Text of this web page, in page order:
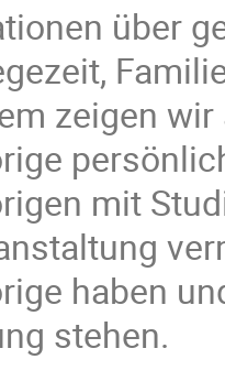
über
zeigen
mit
haben
stehen.